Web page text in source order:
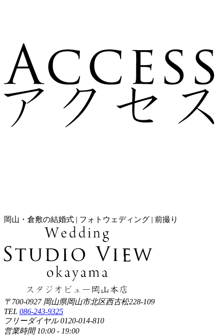
岡山・倉敷の結婚式 | フォトウェディング | 前撮り
〒700-0927 岡山県岡山市北区西古松228-109
TEL 086-243-9325
フリーダイヤル 0120-014-810
営業時間 10:00 - 19:00